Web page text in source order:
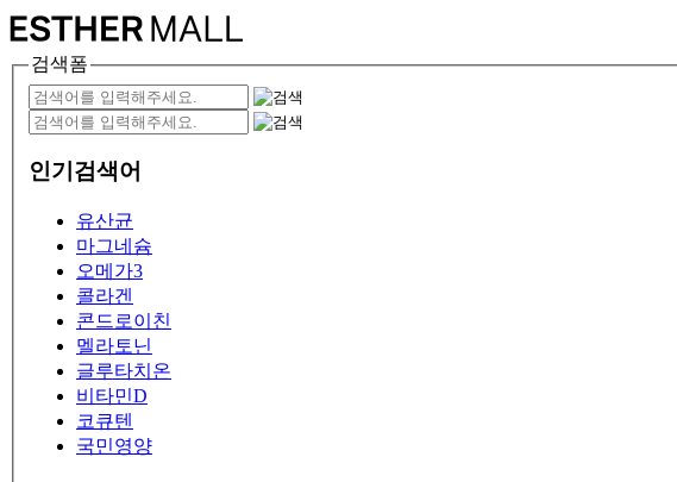
검색폼
인기검색어
유산균
마그네슘
오메가3
콜라겐
콘드로이친
멜라토닌
글루타치온
비타민D
코큐텐
국민영양